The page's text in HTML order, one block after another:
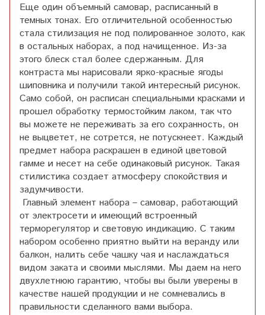
Еще один объемный самовар, расписанный в
темных тонах. Его отличительной особенностью
стала стилизация не под полированное золото, как
в остальных наборах, а под начищенное. Из-за
этого блеск стал более сдержанным. Для
контраста мы нарисовали ярко-красные ягоды
шиповника и получили такой интересный рисунок.
Само собой, он расписан специальными красками и
прошел обработку термостойким лаком, так что
вы можете не переживать за его сохранность, он
не выцветет, не сотрется, не потускнеет. Каждый
предмет набора раскрашен в единой цветовой
гамме и несет на себе одинаковый рисунок. Такая
стилистика создает атмосферу спокойствия и
задумчивости.
Главный элемент набора – самовар, работающий
от электросети и имеющий встроенный
терморегулятор и световую индикацию. С таким
набором особенно приятно выйти на веранду или
балкон, налить себе чашку чая и наслаждаться
видом заката и своими мыслями. Мы даем на него
двухлетнюю гарантию, чтобы вы были уверены в
качестве нашей продукции и не сомневались в
правильности сделанного вами выбора.